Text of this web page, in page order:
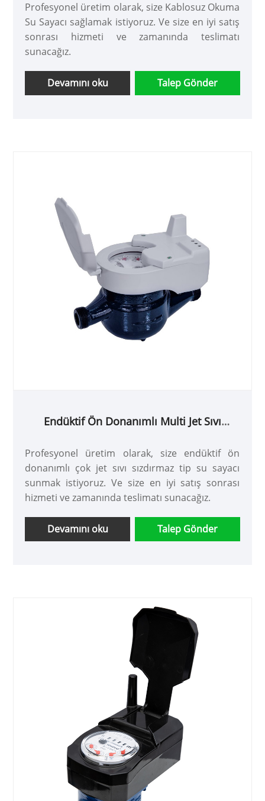
Profesyonel üretim olarak, size Kablosuz Okuma
Su Sayacı sağlamak istiyoruz. Ve size en iyi satış
sonrası hizmeti ve zamanında teslimatı
sunacağız.
Devamını oku Talep Gönder
Endüktif Ön Donanımlı Multi Jet Sıvı
Profesyonel üretim olarak, size endüktif ön
donanımlı çok jet sıvı sızdırmaz tip su sayacı
sunmak istiyoruz. Ve size en iyi satış sonrası
hizmeti ve zamanında teslimatı sunacağız.
Devamını oku Talep Gönder